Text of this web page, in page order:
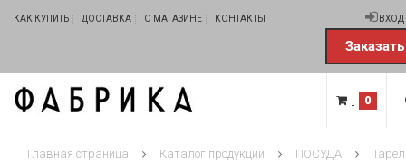
КАК КУПИТЬ ДОСТАВКА О МАГАЗИНЕ КОНТАКТЫ ВХОД
0
Главная страница Каталог продукции ПОСУДА